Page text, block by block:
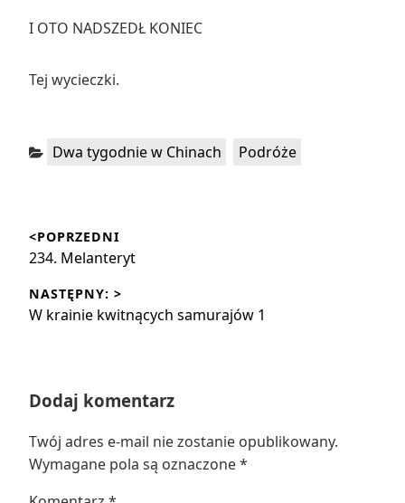
I OTO NADSZEDŁ KONIEC
Tej wycieczki.
Kategorie:
Dwa tygodnie w Chinach Podróże
wpisu
<POPRZEDNI
Poprzedni
234. Melanteryt
NASTĘPNY: >
Następny
W krainie kwitnących samurajów 1
Dodaj komentarz
Twój adres e-mail nie zostanie opublikowany.
Wymagane pola są oznaczone*